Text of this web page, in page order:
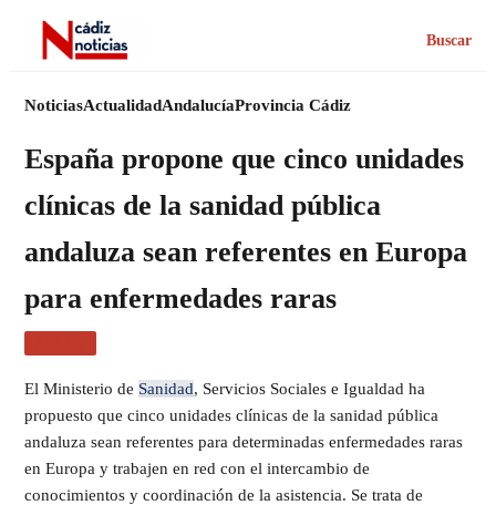
Buscar
NoticiasActualidadAndalucíaProvincia Cádiz
España propone que cinco unidades
clínicas de la sanidad pública
andaluza sean referentes en Europa
para enfermedades raras
El Ministerio de Sanidad, Servicios Sociales e Igualdad ha
propuesto que cinco unidades clínicas de la sanidad pública
andaluza sean referentes para determinadas enfermedades raras
en Europa y trabajen en red con el intercambio de
conocimientos y coordinación de la asistencia. Se trata de